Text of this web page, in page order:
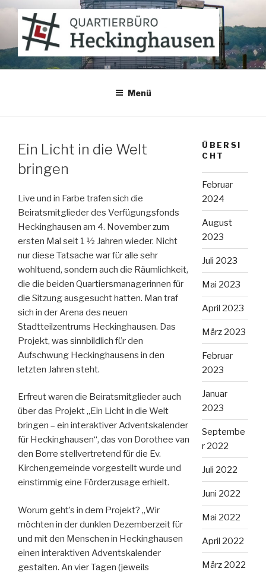
springen
QUARTIERBÜRO
Heckinghausen
Menü
Ein Licht in die Welt
bringen
Live und in Farbe trafen sich die
Beiratsmitglieder des Verfügungsfonds
Heckinghausen am 4. November zum
ersten Mal seit 1 ½ Jahren wieder. Nicht
nur diese Tatsache war für alle sehr
wohltuend, sondern auch die Räumlichkeit,
die die beiden Quartiersmanagerinnen für
die Sitzung ausgesucht hatten. Man traf
sich in der Arena des neuen
Stadtteilzentrums Heckinghausen. Das
Projekt, was sinnbildlich für den
Aufschwung Heckinghausens in den
letzten Jahren steht.
Erfreut waren die Beiratsmitglieder auch
über das Projekt „Ein Licht in die Welt
bringen – ein interaktiver Adventskalender
für Heckinghausen“, das von Dorothee van
den Borre stellvertretend für die Ev.
Kirchengemeinde vorgestellt wurde und
einstimmig eine Förderzusage erhielt.
Worum geht’s in dem Projekt? „Wir
möchten in der dunklen Dezemberzeit für
und mit den Menschen in Heckinghausen
einen interaktiven Adventskalender
gestalten. An vier Tagen (jeweils
ÜBERSI
CHT
Februar
2024
August
2023
Juli 2023
Mai 2023
April 2023
März 2023
Februar
2023
Januar
2023
Septembe
r 2022
Juli 2022
Juni 2022
Mai 2022
April 2022
März 2022